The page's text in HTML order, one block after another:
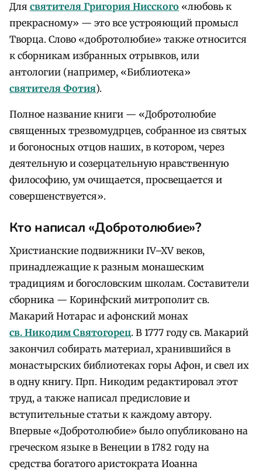
Для святителя Григория Нисского «любовь к
прекрасному» — это все устрояющий промысл
Творца. Слово «добротолюбие» также относится
к сборникам избранных отрывков, или
антологии (например, «Библиотека»
святителя Фотия).
Полное название книги — «Добротолюбие
священных трезвомудрцев, собранное из святых
и богоносных отцов наших, в котором, через
деятельную и созерцательную нравственную
философию, ум очищается, просвещается и
совершенствуется».
Кто написал «Добротолюбие»?
Христианские подвижники IV–XV веков,
принадлежащие к разным монашеским
традициям и богословским школам. Составители
сборника — Коринфский митрополит св.
Макарий Нотарас и афонский монах
св. Никодим Святогорец. В 1777 году св. Макарий
закончил собирать материал, хранившийся в
монастырских библиотеках горы Афон, и свел их
в одну книгу. Прп. Никодим редактировал этот
труд, а также написал предисловие и
вступительные статьи к каждому автору.
Впервые «Добротолюбие» было опубликовано на
греческом языке в Венеции в 1782 году на
средства богатого аристократа Иоанна